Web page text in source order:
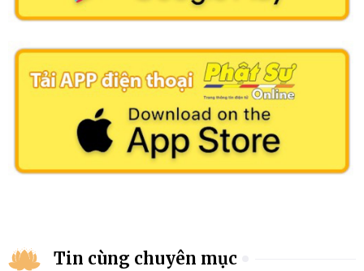
Tin cùng chuyên mục